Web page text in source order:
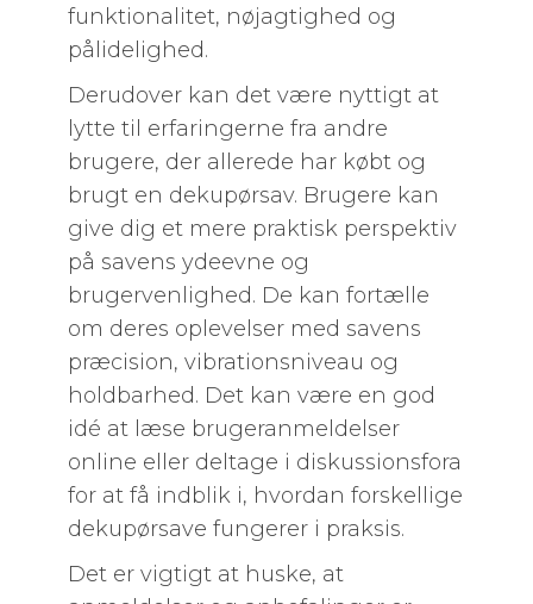
funktionalitet, nøjagtighed og
pålidelighed.
Derudover kan det være nyttigt at
lytte til erfaringerne fra andre
brugere, der allerede har købt og
brugt en dekupørsav. Brugere kan
give dig et mere praktisk perspektiv
på savens ydeevne og
brugervenlighed. De kan fortælle
om deres oplevelser med savens
præcision, vibrationsniveau og
holdbarhed. Det kan være en god
idé at læse brugeranmeldelser
online eller deltage i diskussionsfora
for at få indblik i, hvordan forskellige
dekupørsave fungerer i praksis.
Det er vigtigt at huske, at